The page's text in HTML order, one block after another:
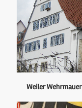
Weiler Wehrmauer